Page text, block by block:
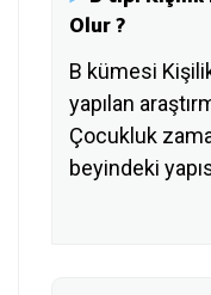
Olur ?
B kümesi
yapılan
Çocukluk
beyindeki